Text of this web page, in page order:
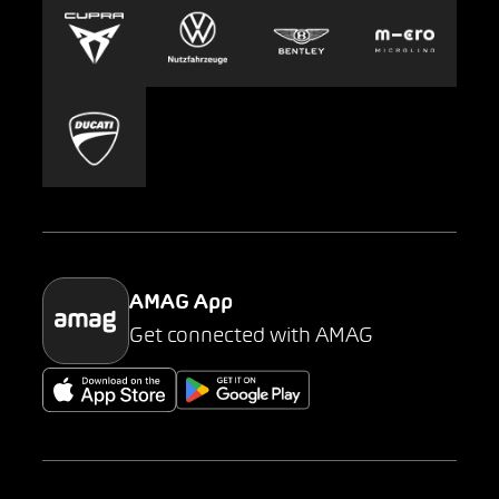
Europcar
Carsharing
Mobility-as-a-Service
Parking
Presse
AMAG App
Get connected with AMAG